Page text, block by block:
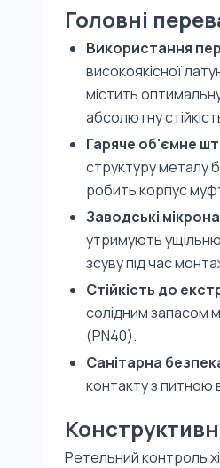
Головні
Використання
високоякісної
містить
абсолютну
Гаряче об'ємне
структуру металу
робить корпус
Заводські
утримують
зсуву під час
Стійкість до
солідним запасом
(PN40).
Санітарна
контакту з питною
Ретельний контроль